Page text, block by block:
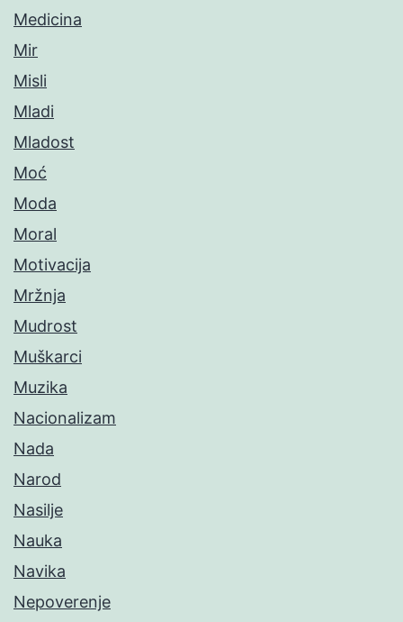
Medicina
Mir
Misli
Mladi
Mladost
Moć
Moda
Moral
Motivacija
Mržnja
Mudrost
Muškarci
Muzika
Nacionalizam
Nada
Narod
Nasilje
Nauka
Navika
Nepoverenje